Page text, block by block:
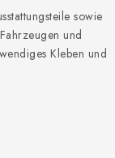
sowie
und
Kleben und